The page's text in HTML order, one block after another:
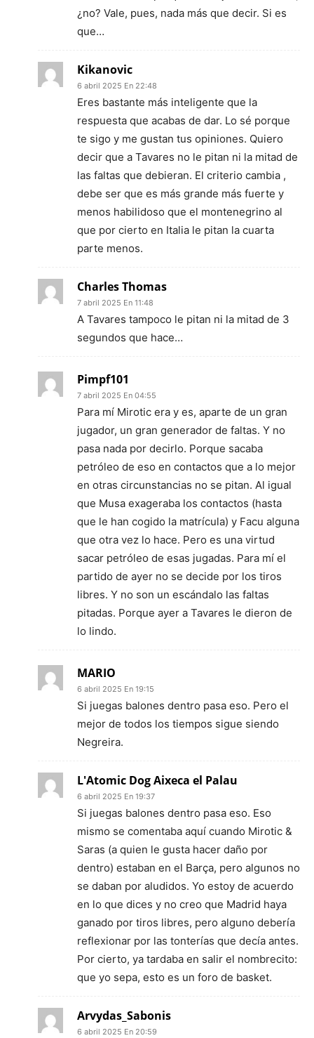
¿no? Vale, pues, nada más que decir. Si es
que…
Kikanovic
6 abril 2025 En 22:48
Eres bastante más inteligente que la
respuesta que acabas de dar. Lo sé porque
te sigo y me gustan tus opiniones. Quiero
decir que a Tavares no le pitan ni la mitad de
las faltas que debieran. El criterio cambia ,
debe ser que es más grande más fuerte y
menos habilidoso que el montenegrino al
que por cierto en Italia le pitan la cuarta
parte menos.
Charles Thomas
7 abril 2025 En 11:48
A Tavares tampoco le pitan ni la mitad de 3
segundos que hace…
Pimpf101
7 abril 2025 En 04:55
Para mí Mirotic era y es, aparte de un gran
jugador, un gran generador de faltas. Y no
pasa nada por decirlo. Porque sacaba
petróleo de eso en contactos que a lo mejor
en otras circunstancias no se pitan. Al igual
que Musa exageraba los contactos (hasta
que le han cogido la matrícula) y Facu alguna
que otra vez lo hace. Pero es una virtud
sacar petróleo de esas jugadas. Para mí el
partido de ayer no se decide por los tiros
libres. Y no son un escándalo las faltas
pitadas. Porque ayer a Tavares le dieron de
lo lindo.
MARIO
6 abril 2025 En 19:15
Si juegas balones dentro pasa eso. Pero el
mejor de todos los tiempos sigue siendo
Negreira.
L'Atomic Dog Aixeca el Palau
6 abril 2025 En 19:37
Si juegas balones dentro pasa eso. Eso
mismo se comentaba aquí cuando Mirotic &
Saras (a quien le gusta hacer daño por
dentro) estaban en el Barça, pero algunos no
se daban por aludidos. Yo estoy de acuerdo
en lo que dices y no creo que Madrid haya
ganado por tiros libres, pero alguno debería
reflexionar por las tonterías que decía antes.
Por cierto, ya tardaba en salir el nombrecito:
que yo sepa, esto es un foro de basket.
Arvydas_Sabonis
6 abril 2025 En 20:59